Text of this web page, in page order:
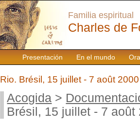
Presentación En el mundo
Familia espiritual
Charles de
Rio. Brésil, 15 juillet - 7 août 2000
Acogida >
Brésil, 15 juillet - 7 août